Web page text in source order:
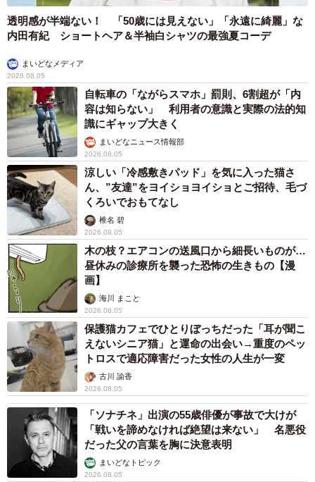
透明感が半端ない！ 「50歳には見えない」「永遠に綺麗」な
内田有紀 ショートヘア＆半袖白シャツの最強夏コーデ
まいどなメディア
2026.08.05
自転車の「ながらスマホ」罰則、6割超が「内
容は知らない」 利用者の意識と実際の法的知
識にギャップ大きく
まいどなニュース情報部
2026.08.05
涼しい「冷感敷きパッド」を気に入った猫さ
ん、”友達”をヨイショヨイショとご招待、毛づ
くろいでおもてなし
椎名 碧
2026.08.05
木の枝？エアコンの送風口から細長いものが…
昼休みの診療所を襲った恐怖の生きもの【漫
画】
海川 まこと
2026.08.05
保護猫カフェでひとりぼっちだった「耳が聞こ
えないシニア猫」と運命の出会い→重度のペッ
トロスで適応障害だった女性の人生が一変
古川 諭香
2026.08.05
「ソナチネ」出演の55歳俳優が事故で大けが
「戦いを諦めなければ絶望は来ない」 名悪役
だった父の言葉を胸に決意表明
まいどなトピック
2026.08.05